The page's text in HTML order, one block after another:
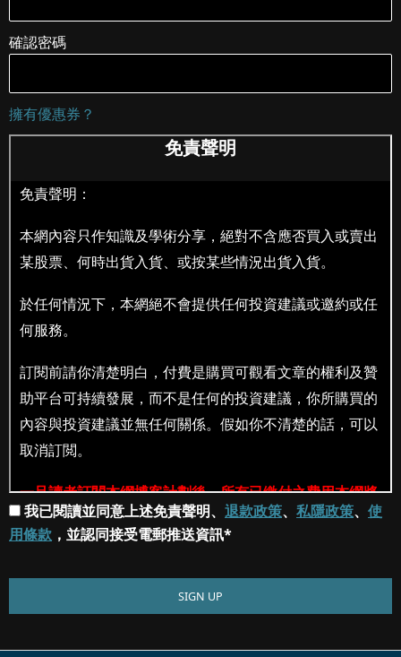
確認密碼
擁有優惠券？
我已閱讀並同意上述免責聲明、 退款政策、 私隱政策、 使
用條款 ，並認同接受電郵推送資訊*